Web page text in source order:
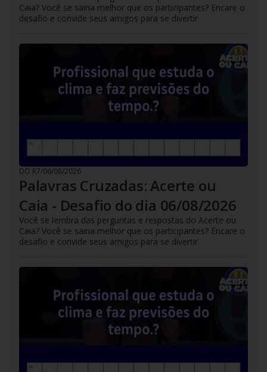
Caia? Você se sairia melhor que os participantes? Encare o
desafio e convide seus amigos para se divertir
DO R7/06/08/2026
Palavras Cruzadas: Acerte ou
Caia - Desafio do dia 06/08/2026
Você se lembra das perguntas e respostas do Acerte ou
Caia? Você se sairia melhor que os participantes? Encare o
desafio e convide seus amigos para se divertir